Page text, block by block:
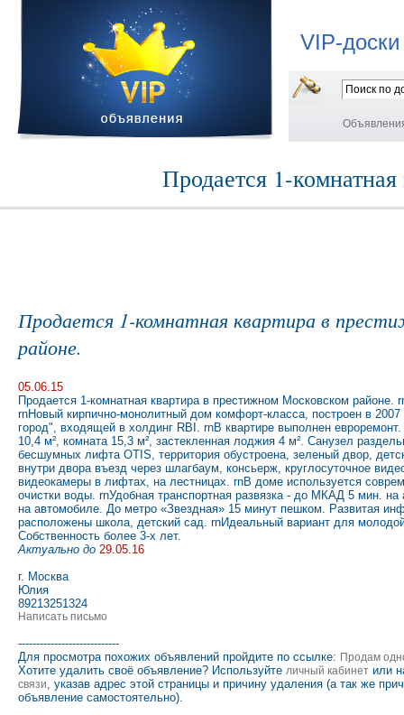
VIP-
Продается 1-
Продается 1-комнатная квартира в
районе.
05.06.15
Продается 1-комнатная квартира в престижном Московском
rnНовый кирпично-монолитный дом комфорт-класса, построен в
город", входящей в холдинг RBI. rnВ квартире выполнен
10,4 м², комната 15,3 м², застекленная лоджия 4 м². Санузел
бесшумных лифта OTIS, территория обустроена, зеленый двор,
внутри двора въезд через шлагбаум, консьерж, круглосуточное
видеокамеры в лифтах, на лестницах. rnВ доме используется
очистки воды. rnУдобная транспортная развязка - до MКАД 5 мин.
на автомобиле. До метро «Звездная» 15 минут пешком. Развитая
расположены школа, детский сад. rnИдеальный вариант для
Собственность более 3-х лет.
Актуально до 29.05.16
г. Москва
Юлия
89213251324
Написать письмо
----------------------------
Для просмотра похожих объявлений пройдите по ссылке: Продам
Хотите удалить своё объявление? Используйте личный кабинет или
связи, указав адрес этой страницы и причину удаления (а так же
объявление самостоятельно).